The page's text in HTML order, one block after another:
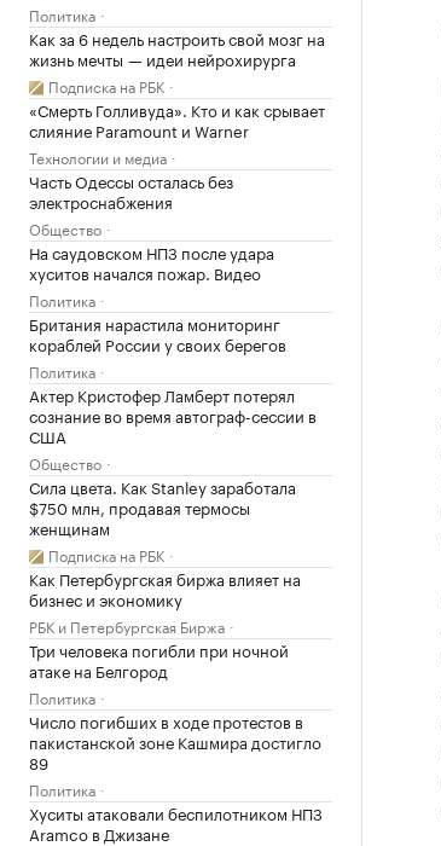
Политика
Как за 6 недель настроить свой мозг на
жизнь мечты — идеи нейрохирурга
Подписка на РБК
«Смерть Голливуда». Кто и как срывает
слияние Paramount и Warner
Технологии и медиа
Часть Одессы осталась без
электроснабжения
Общество
На саудовском НПЗ после удара
хуситов начался пожар. Видео
Политика
Британия нарастила мониторинг
кораблей России у своих берегов
Политика
Актер Кристофер Ламберт потерял
сознание во время автограф-сессии в
США
Общество
Сила цвета. Как Stanley заработала
$750 млн, продавая термосы
женщинам
Подписка на РБК
Как Петербургская биржа влияет на
бизнес и экономику
РБК и Петербургская Биржа
Три человека погибли при ночной
атаке на Белгород
Политика
Число погибших в ходе протестов в
пакистанской зоне Кашмира достигло
89
Политика
Хуситы атаковали беспилотником НПЗ
Aramco в Джизане